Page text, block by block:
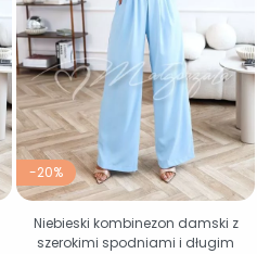
-20%
Niebieski kombinezon damski z
szerokimi spodniami i długim